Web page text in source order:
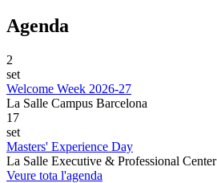
Agenda
2
set
Welcome Week 2026-27
La Salle Campus Barcelona
17
set
Masters' Experience Day
La Salle Executive & Professional Center
Veure tota l'agenda